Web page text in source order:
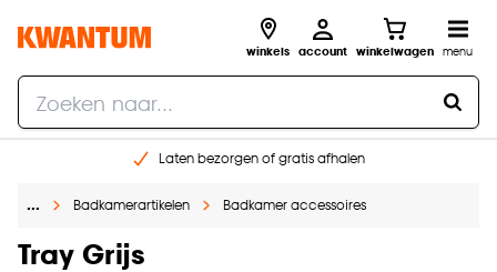
winkels account winkelwagen menu
Laten bezorgen of gratis afhalen
Gratis raam advies en opmeten aan huis
… Badkamerartikelen Badkamer accessoires
Tray Grijs